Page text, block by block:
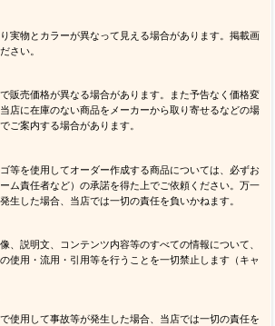
実物とカラーが異なって見える場合があります。掲載画
さい。
販売価格が異なる場合があります。また予告なく価格変
店に在庫のない商品をメーカーから取り寄せるなどの場
ご案内する場合があります。
等を使用してオーダー作成する商品については、必ずお
ム責任者など）の承諾を得た上でご依頼ください。万一
生した場合、当店では一切の責任を負いかねます。
、説明文、コンテンツ内容等のすべての情報について、
使用・流用・引用等を行うことを一切禁止します（キャ
使用して事故等が発生した場合、当店では一切の責任を